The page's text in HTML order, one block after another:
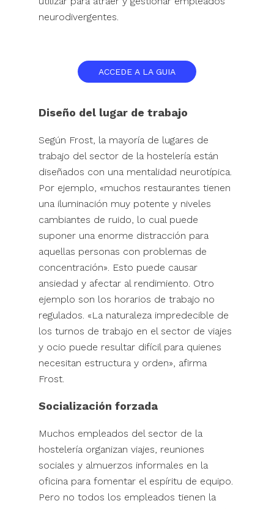
neurodivergentes.
ACCEDE A LA GUIA
Diseño del lugar de trabajo
Según Frost, la mayoría de lugares de
trabajo del sector de la hostelería están
diseñados con una mentalidad neurotípica.
Por ejemplo, «muchos restaurantes tienen
una iluminación muy potente y niveles
cambiantes de ruido, lo cual puede
suponer una enorme distracción para
aquellas personas con problemas de
concentración». Esto puede causar
ansiedad y afectar al rendimiento. Otro
ejemplo son los horarios de trabajo no
regulados. «La naturaleza impredecible de
los turnos de trabajo en el sector de viajes
y ocio puede resultar difícil para quienes
necesitan estructura y orden», afirma
Frost.
Socialización forzada
Muchos empleados del sector de la
hostelería organizan viajes, reuniones
sociales y almuerzos informales en la
oficina para fomentar el espíritu de equipo.
Pero no todos los empleados tienen la